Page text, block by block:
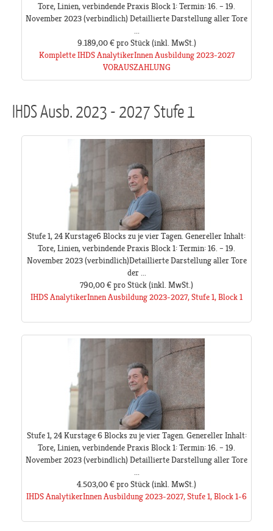
Tore, Linien, verbindende Praxis Block 1: Termin: 16. – 19.
November 2023 (verbindlich) Detaillierte Darstellung aller Tore
...
9.189,00 € pro Stück(inkl. MwSt.)
Komplette IHDS AnalytikerInnen Ausbildung 2023-2027
VORAUSZAHLUNG
IHDS Ausb. 2023 - 2027 Stufe 1
Stufe 1, 24 Kurstage6 Blocks zu je vier Tagen. Genereller Inhalt:
Tore, Linien, verbindende Praxis Block 1: Termin: 16. – 19.
November 2023 (verbindlich)Detaillierte Darstellung aller Tore
der ...
790,00 €pro Stück(inkl. MwSt.)
IHDS AnalytikerInnen Ausbildung 2023-2027, Stufe 1, Block 1
Stufe 1, 24 Kurstage 6 Blocks zu je vier Tagen. Genereller Inhalt:
Tore, Linien, verbindende Praxis Block 1: Termin: 16. – 19.
November 2023 (verbindlich) Detaillierte Darstellung aller Tore
...
4.503,00 €pro Stück(inkl. MwSt.)
IHDS AnalytikerInnen Ausbildung 2023-2027, Stufe 1, Block 1-6